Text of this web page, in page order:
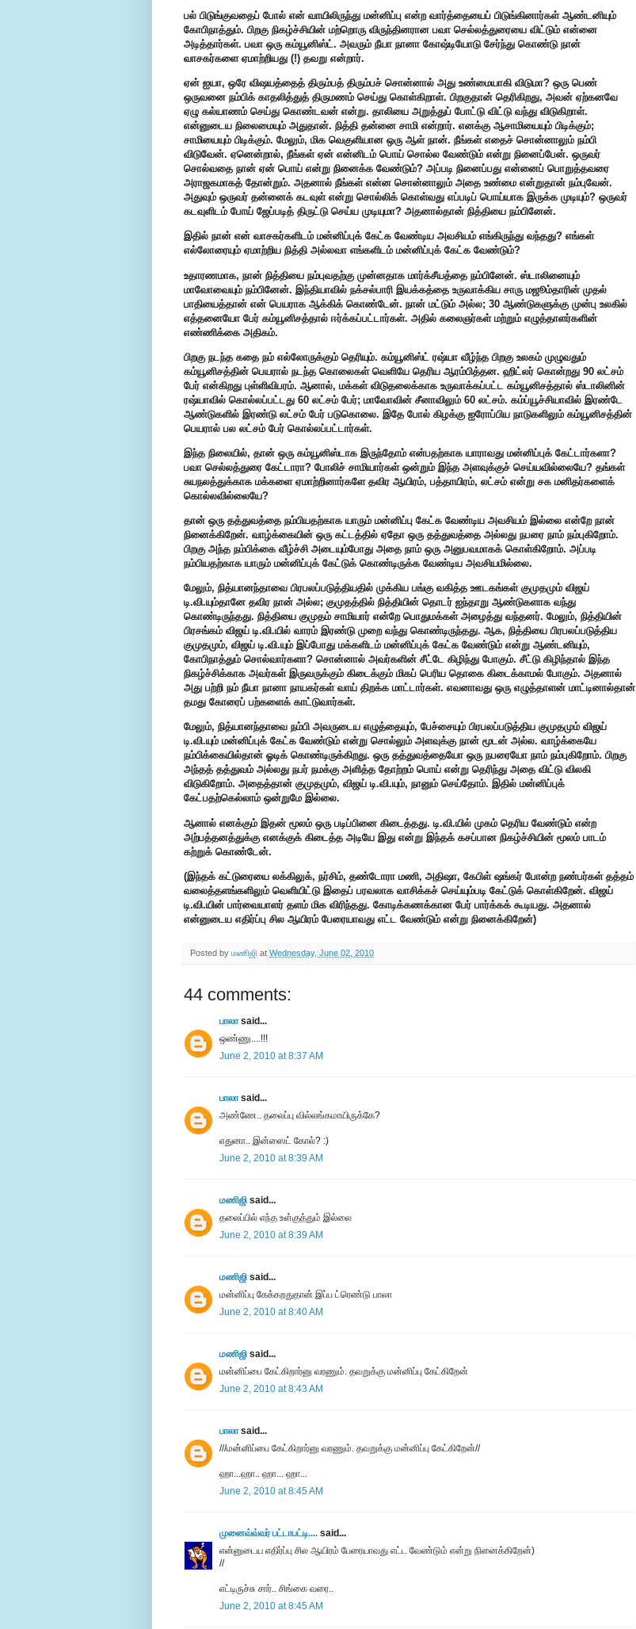
பல் பிடுங்குவதைப் போல் என் வாயிலிருந்து மன்னிப்பு என்ற வார்த்தையைப் பிடுங்கினார்கள் ஆண்டனியும்
கோபிநாத்தும். பிறகு நிகழ்ச்சியின் மற்றொரு விருந்தினரான பவா செல்லத்துரையை விட்டும் என்னை
அடித்தார்கள். பவா ஒரு கம்யூனிஸ்ட். அவரும் நீயா நானா கோஷ்டியோடு சேர்ந்து கொண்டு நான்
வாசகர்களை ஏமாற்றியது (!) தவறு என்றார்.
ஏன் ஐயா, ஒரே விஷயத்தைத் திரும்பத் திரும்பச் சொன்னால் அது உண்மையாகி விடுமா? ஒரு பெண்
ஒருவனை நம்பிக் காதலித்துத் திருமணம் செய்து கொள்கிறாள். பிறகுதான் தெரிகிறது, அவன் ஏற்கனவே
ஏழு கல்யாணம் செய்து கொண்டவன் என்று. தாலியை அறுத்துப் போட்டு விட்டு வந்து விடுகிறாள்.
என்னுடைய நிலைமையும் அதுதான். நித்தி தன்னை சாமி என்றார். எனக்கு ஆசாமியையும் பிடிக்கும்;
சாமியையும் பிடிக்கும். மேலும், மிக வெகுளியான ஒரு ஆள் நான். நீங்கள் எதைச் சொன்னாலும் நம்பி
விடுவேன். ஏனென்றால், நீங்கள் ஏன் என்னிடம் பொய் சொல்ல வேண்டும் என்று நினைப்பேன். ஒருவர்
சொல்வதை நான் ஏன் பொய் என்று நினைக்க வேண்டும்? அப்படி நினைப்பது என்னைப் பொறுத்தவரை
அராஜகமாகத் தோன்றும். அதனால் நீங்கள் என்ன சொன்னாலும் அதை உண்மை என்றுதான் நம்புவேன்.
அதுவும் ஒருவர் தன்னைக் கடவுள் என்று சொல்லிக் கொள்வது எப்படிப் பொய்யாக இருக்க முடியும்? ஒருவர்
கடவுளிடம் போய் ஜேப்படித் திருட்டு செய்ய முடியுமா? அதனால்தான் நித்தியை நம்பினேன்.
இதில் நான் என் வாசகர்களிடம் மன்னிப்புக் கேட்க வேண்டிய அவசியம் எங்கிருந்து வந்தது? எங்கள்
எல்லோரையும் ஏமாற்றிய நித்தி அல்லவா எங்களிடம் மன்னிப்புக் கேட்க வேண்டும்?
உதாரணமாக, நான் நித்தியை நம்புவதற்கு முன்னதாக மார்க்சீயத்தை நம்பினேன். ஸ்டாலினையும்
மாவோவையும் நம்பினேன். இந்தியாவில் நக்சல்பாரி இயக்கத்தை உருவாக்கிய சாரு மஜூம்தாரின் முதல்
பாதியைத்தான் என் பெயராக ஆக்கிக் கொண்டேன். நான் மட்டும் அல்ல; 30 ஆண்டுகளுக்கு முன்பு உலகில்
எத்தனையோ பேர் கம்யூனிசத்தால் ஈர்க்கப்பட்டார்கள். அதில் கலைஞர்கள் மற்றும் எழுத்தாளர்களின்
எண்ணிக்கை அதிகம்.
பிறகு நடந்த கதை நம் எல்லோருக்கும் தெரியும். கம்யூனிஸ்ட் ரஷ்யா வீழ்ந்த பிறகு உலகம் முழுவதும்
கம்யூனிசத்தின் பெயரால் நடந்த கொலைகள் வெளியே தெரிய ஆரம்பித்தன. ஹிட்லர் கொன்றது 90 லட்சம்
பேர் என்கிறது புள்ளிவிபரம். ஆனால், மக்கள் விடுதலைக்காக உருவாக்கப்பட்ட கம்யூனிசத்தால் ஸ்டாலினின்
ரஷ்யாவில் கொல்லப்பட்டது 60 லட்சம் பேர்; மாவோவின் சீனாவிலும் 60 லட்சம். கம்ப்யூச்சியாவில் இரண்டே
ஆண்டுகளில் இரண்டு லட்சம் பேர் படுகொலை. இதே போல் கிழக்கு ஐரோப்பிய நாடுகளிலும் கம்யூனிசத்தின்
பெயரால் பல லட்சம் பேர் கொல்லப்பட்டார்கள்.
இந்த நிலையில், தான் ஒரு கம்யூனிஸ்டாக இருந்தோம் என்பதற்காக யாராவது மன்னிப்புக் கேட்டார்களா?
பவா செல்லத்துரை கேட்டாரா? போலிச் சாமியார்கள் ஒன்றும் இந்த அளவுக்குச் செய்யவில்லையே? தங்கள்
சுயநலத்துக்காக மக்களை ஏமாற்றினார்களே தவிர ஆயிரம், பத்தாயிரம், லட்சம் என்று சக மனிதர்களைக்
கொல்லவில்லையே?
தான் ஒரு தத்துவத்தை நம்பியதற்காக யாரும் மன்னிப்பு கேட்க வேண்டிய அவசியம் இல்லை என்றே நான்
நினைக்கிறேன். வாழ்க்கையின் ஒரு கட்டத்தில் ஏதோ ஒரு தத்துவத்தை அல்லது நபரை நாம் நம்புகிறோம்.
பிறகு அந்த நம்பிக்கை வீழ்ச்சி அடையும்போது அதை நாம் ஒரு அனுபவமாகக் கொள்கிறோம். அப்படி
நம்பியதற்காக யாரும் மன்னிப்புக் கேட்டுக் கொண்டிருக்க வேண்டிய அவசியமில்லை.
மேலும், நித்யானந்தாவை பிரபலப்படுத்தியதில் முக்கிய பங்கு வகித்த ஊடகங்கள் குமுதமும் விஜய்
டி.வி.யும்தானே தவிர நான் அல்ல; குமுதத்தில் நித்தியின் தொடர் ஐந்தாறு ஆண்டுகளாக வந்து
கொண்டிருந்தது. நித்தியை குமுதம் சாமியார் என்றே பொதுமக்கள் அழைத்து வந்தனர். மேலும், நித்தியின்
பிரசங்கம் விஜய் டி.வி.யில் வாரம் இரண்டு முறை வந்து கொண்டிருந்தது. ஆக, நித்தியை பிரபலப்படுத்திய
குமுதமும், விஜய் டி.வி.யும் இப்போது மக்களிடம் மன்னிப்புக் கேட்க வேண்டும் என்று ஆண்டனியும்,
கோபிநாத்தும் சொல்வார்களா? சொன்னால் அவர்களின் சீட்டே கிழிந்து போகும். சீட்டு கிழிந்தால் இந்த
நிகழ்ச்சிக்காக அவர்கள் இருவருக்கும் கிடைக்கும் மிகப் பெரிய தொகை கிடைக்காமல் போகும். அதனால்
அது பற்றி நம் நீயா நானா நாயகர்கள் வாய் திறக்க மாட்டார்கள். எவனாவது ஒரு எழுத்தாளன் மாட்டினால்தான்
தமது கோரைப் பற்களைக் காட்டுவார்கள்.
மேலும், நித்யானந்தாவை நம்பி அவருடைய எழுத்தையும், பேச்சையும் பிரபலப்படுத்திய குமுதமும் விஜய்
டி.வி.யும் மன்னிப்புக் கேட்க வேண்டும் என்று சொல்லும் அளவுக்கு நான் மூடன் அல்ல. வாழ்க்கையே
நம்பிக்கையில்தான் ஓடிக் கொண்டிருக்கிறது. ஒரு தத்துவத்தையோ ஒரு நபரையோ நாம் நம்புகிறோம். பிறகு
அந்தத் தத்துவம் அல்லது நபர் நமக்கு அளித்த தோற்றம் பொய் என்று தெரிந்து அதை விட்டு விலகி
விடுகிறோம். அதைத்தான் குமுதமும், விஜய் டி.வி.யும், நானும் செய்தோம். இதில் மன்னிப்புக்
கேட்பதற்கெல்லாம் ஒன்றுமே இல்லை.
ஆனால் எனக்கும் இதன் மூலம் ஒரு படிப்பினை கிடைத்தது. டி.வி.யில் முகம் தெரிய வேண்டும் என்ற
அற்பத்தனத்துக்கு எனக்குக் கிடைத்த அடியே இது என்று இந்தக் கசப்பான நிகழ்ச்சியின் மூலம் பாடம்
கற்றுக் கொண்டேன்.
(இந்தக் கட்டுரையை லக்கிலுக், நர்சிம், தண்டோரா மணி, அதிஷா, கேபிள் ஷங்கர் போன்ற நண்பர்கள் தத்தம்
வலைத்தளங்களிலும் வெளியிட்டு இதைப் பரவலாக வாசிக்கச் செய்யும்படி கேட்டுக் கொள்கிறேன். விஜய்
டி.வி.யின் பார்வையாளர் தளம் மிக விரிந்தது. கோடிக்கணக்கான பேர் பார்க்கக் கூடியது. அதனால்
என்னுடைய எதிர்ப்பு சில ஆயிரம் பேரையாவது எட்ட வேண்டும் என்று நினைக்கிறேன்)
Posted by மணிஜி at Wednesday, June 02, 2010
44 comments:
பாலாsaid...
ஒண்ணு....!!!
June 2, 2010 at 8:37 AM
பாலாsaid...
அண்ணே.. தலைப்பு வில்லங்கமாயிருக்கே?
எதுனா.. இன்ஸைட் கோல்? :)
June 2, 2010 at 8:39 AM
மணிஜி said...
தலைப்பில் எந்த உள்குத்தும் இல்லை
June 2, 2010 at 8:39 AM
மணிஜி said...
மன்னிப்பு கேக்கறதுதான் இப்ப ட்ரெண்டு பாலா
June 2, 2010 at 8:40 AM
மணிஜி said...
மன்னிப்பை கேட்கிறார்னு வரணும். தவறுக்கு மன்னிப்பு கேட்கிறேன்
June 2, 2010 at 8:43 AM
பாலாsaid...
///மன்னிப்பை கேட்கிறார்னு வரணும். தவறுக்கு மன்னிப்பு கேட்கிறேன்//
ஹா...ஹா.. ஹா... ஹா...
June 2, 2010 at 8:45 AM
முனைவ்வ்வர் பட்டாபட்டி.... said...
என்னுடைய எதிர்ப்பு சில ஆயிரம் பேரையாவது எட்ட வேண்டும் என்று நினைக்கிறேன்)
//
எட்டிருச்சு சார்.. சிங்கை வரை..
June 2, 2010 at 8:45 AM